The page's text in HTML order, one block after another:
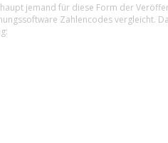
jemand für diese Form der
Zahlencodes vergleicht.